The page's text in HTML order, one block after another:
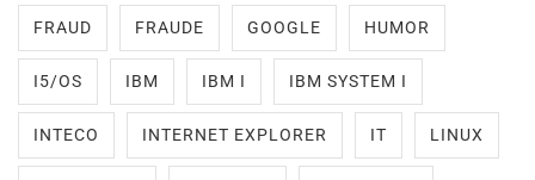
FRAUD FRAUDE GOOGLE HUMOR
I5/OS IBM IBM I IBM SYSTEM I
INTECO INTERNET EXPLORER IT LINUX